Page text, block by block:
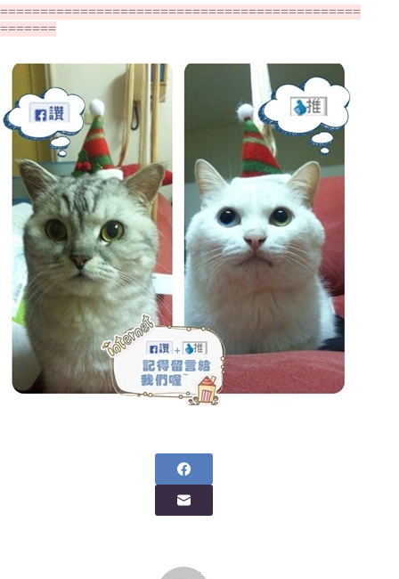
=============================================
=======